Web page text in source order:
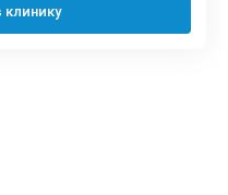
клинику